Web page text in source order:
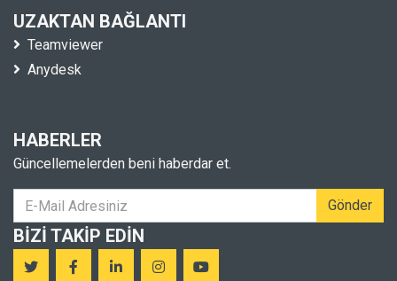
UZAKTAN BAĞLANTI
Teamviewer
Anydesk
HABERLER
Güncellemelerden beni haberdar et.
Gönder
BIZI TAKIP EDIN